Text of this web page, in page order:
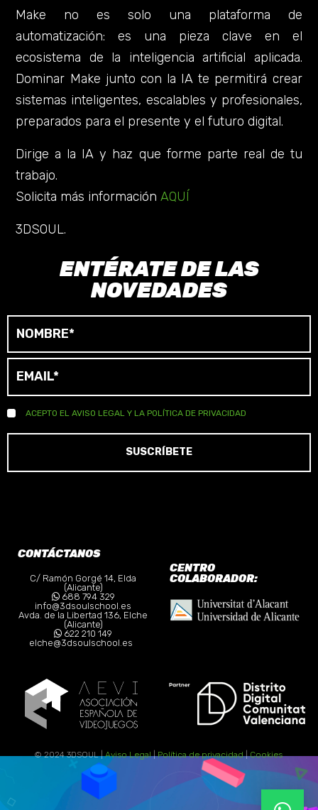
Make no es solo una plataforma de
automatización: es una pieza clave en el
ecosistema de la inteligencia artificial aplicada.
Dominar Make junto con la IA te permitirá crear
sistemas inteligentes, escalables y profesionales,
preparados para el presente y el futuro digital.
Dirige a la IA y haz que forme parte real de tu
trabajo.
Solicita más informaciónAQUÍ
3DSOUL.
ENTÉRATE DE LAS
NOVEDADES
ACEPTO EL AVISO LEGAL Y LA POLÍTICA DE PRIVACIDAD
SUSCRÍBETE
CONTÁCTANOS
C/ Ramón Gorgé 14, Elda
(Alicante)
688 794 329
info@3dsoulschool.es
Avda. de la Libertad 136, Elche
(Alicante)
622 210 149
elche@3dsoulschool.es
CENTRO
COLABORADOR:
© 2024 3DSOUL |Aviso Legal|Política de privacidad|Cookies